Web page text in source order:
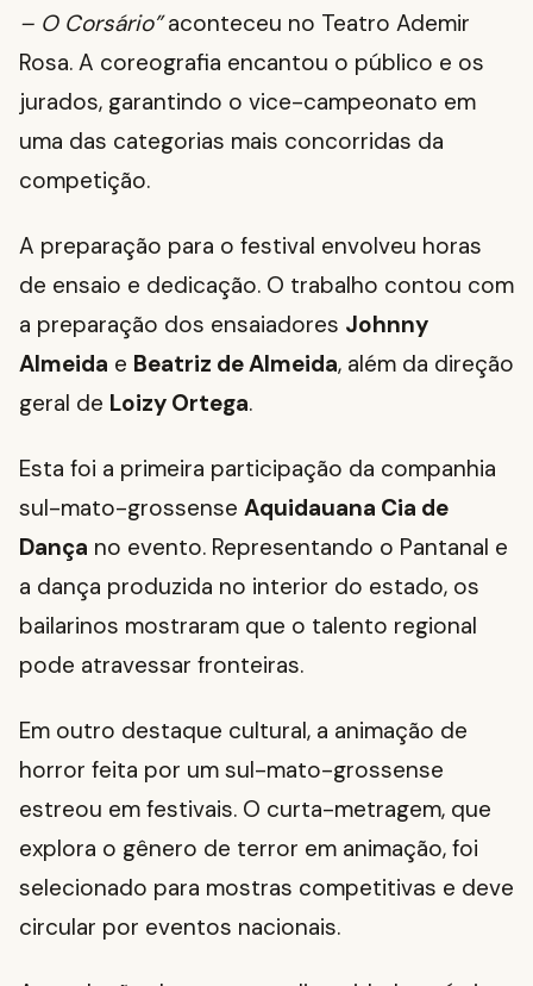
– O Corsário”aconteceu no Teatro Ademir
Rosa. A coreografia encantou o público e os
jurados, garantindo o vice-campeonato em
uma das categorias mais concorridas da
competição.
A preparação para o festival envolveu horas
de ensaio e dedicação. O trabalho contou com
a preparação dos ensaiadores Johnny
Almeida e Beatriz de Almeida, além da direção
geral de Loizy Ortega.
Esta foi a primeira participação da companhia
sul-mato-grossense Aquidauana Cia de
Dança no evento. Representando o Pantanal e
a dança produzida no interior do estado, os
bailarinos mostraram que o talento regional
pode atravessar fronteiras.
Em outro destaque cultural, a animação de
horror feita por um sul-mato-grossense
estreou em festivais. O curta-metragem, que
explora o gênero de terror em animação, foi
selecionado para mostras competitivas e deve
circular por eventos nacionais.